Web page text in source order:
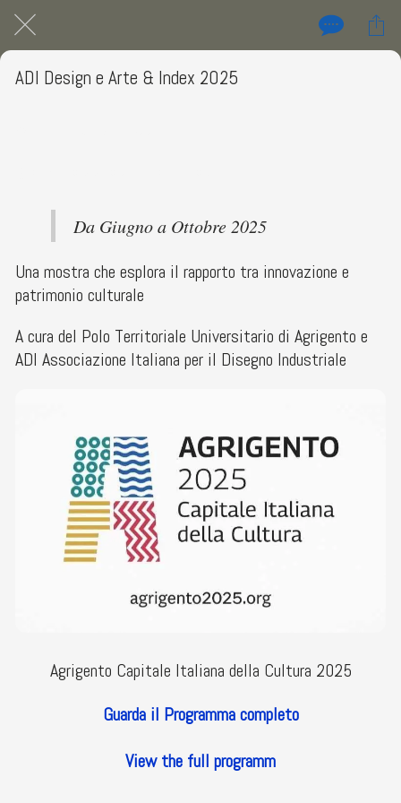
ADI Design e Arte & Index 2025
Da Giugno a Ottobre 2025
Una mostra che esplora il rapporto tra innovazione e
patrimonio culturale
A cura del Polo Territoriale Universitario di Agrigento e
ADI Associazione Italiana per il Disegno Industriale
Agrigento Capitale Italiana della Cultura 2025
Guarda il Programma completo
View the full programm